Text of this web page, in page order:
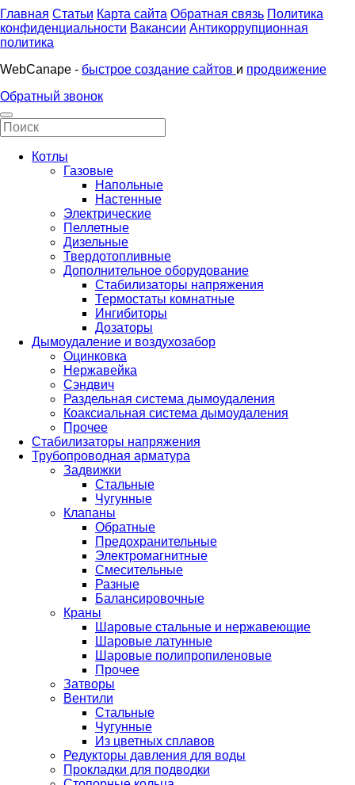
Главная Статьи Карта сайта Обратная связь Политика
конфиденциальности Вакансии Антикоррупционная
политика
WebCanape - быстрое создание сайтов и продвижение
Обратный звонок
Котлы
Газовые
Напольные
Настенные
Электрические
Пеллетные
Дизельные
Твердотопливные
Дополнительное оборудование
Стабилизаторы напряжения
Термостаты комнатные
Ингибиторы
Дозаторы
Дымоудаление и воздухозабор
Оцинковка
Нержавейка
Сэндвич
Раздельная система дымоудаления
Коаксиальная система дымоудаления
Прочее
Стабилизаторы напряжения
Трубопроводная арматура
Задвижки
Стальные
Чугунные
Клапаны
Обратные
Предохранительные
Электромагнитные
Смесительные
Разные
Балансировочные
Краны
Шаровые стальные и нержавеющие
Шаровые латунные
Шаровые полипропиленовые
Прочее
Затворы
Вентили
Стальные
Чугунные
Из цветных сплавов
Редукторы давления для воды
Прокладки для подводки